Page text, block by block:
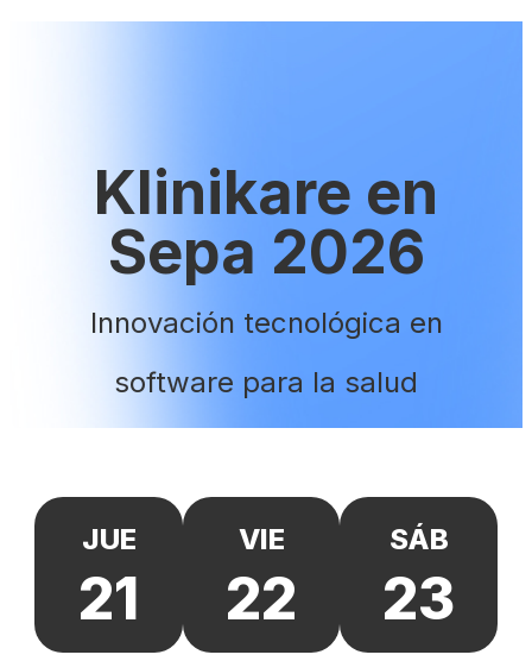
Klinikare en
Sepa 2026
Innovación tecnológica en
software para la salud
JUE
21
VIE
22
SÁB
23